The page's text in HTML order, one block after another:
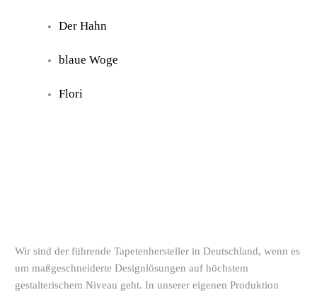
Der Hahn
blaue Woge
Flori
Wir sind der führende Tapetenhersteller in Deutschland, wenn es
um maßgeschneiderte Designlösungen auf höchstem
gestalterischem Niveau geht. In unserer eigenen Produktion